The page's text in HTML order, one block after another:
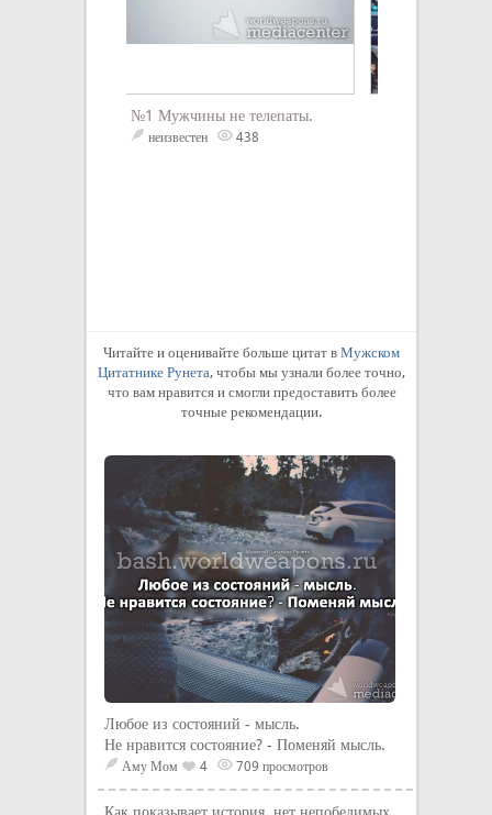
№1 Мужчины не телепаты.
неизвестен 438
Читайте и оценивайте больше цитат в Мужском
Цитатнике Рунета, чтобы мы узнали более точно,
что вам нравится и смогли предоставить более
точные рекомендации.
Любое из состояний - мысль.
Не нравится состояние? - Поменяй мысль.
Аму Мом 4 709 просмотров
Как показывает история, нет непобедимых